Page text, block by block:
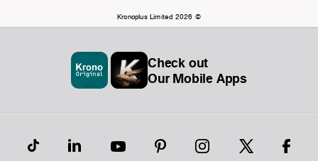
© Kronoplus Limited 2026
Check out
Our Mobile Apps